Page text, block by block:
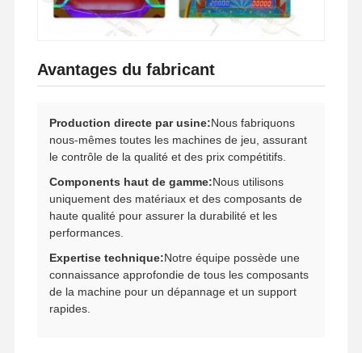
Avantages du fabricant
Production directe par usine:Nous fabriquons
nous-mêmes toutes les machines de jeu, assurant
le contrôle de la qualité et des prix compétitifs.
Components haut de gamme:Nous utilisons
uniquement des matériaux et des composants de
haute qualité pour assurer la durabilité et les
performances.
Expertise technique:Notre équipe possède une
connaissance approfondie de tous les composants
de la machine pour un dépannage et un support
rapides.